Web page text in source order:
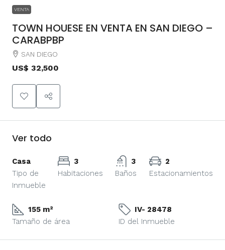
VENTA
TOWN HOUESE EN VENTA EN SAN DIEGO –
CARABPBP
SAN DIEGO
US$ 32,500
Ver todo
Casa
Tipo de
Inmueble
3
Habitaciones
3
Baños
2
Estacionamientos
155 m²
Tamaño de área
IV- 28478
ID del Inmueble